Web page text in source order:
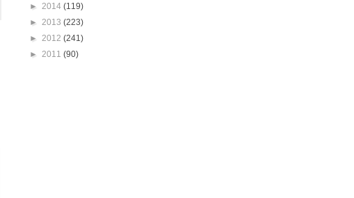
► 2014 (119)
► 2013 (223)
► 2012 (241)
► 2011 (90)